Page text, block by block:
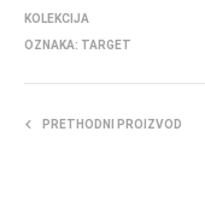
KOLEKCIJA
OZNAKA: TARGET
PRETHODNI PROIZVOD